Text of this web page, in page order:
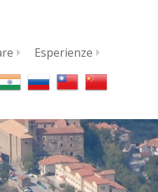
Esperienze